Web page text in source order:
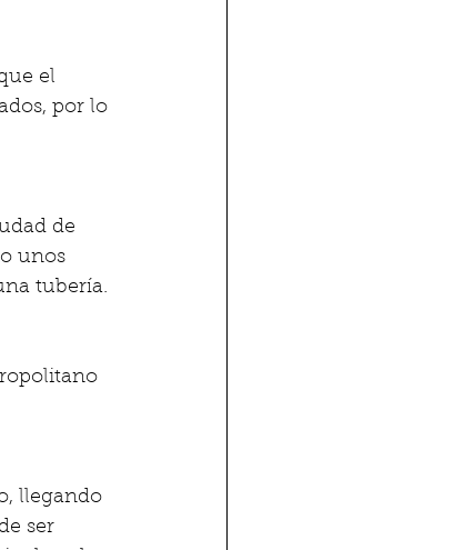
el
por lo
de
unos
tubería.
llegando
ser